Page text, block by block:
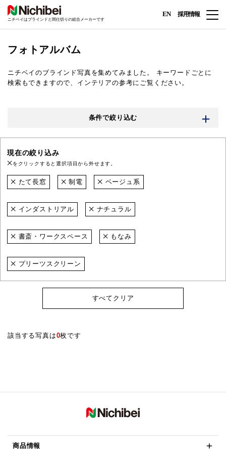
ニチベイはブラインドと間仕切りの総合メーカーです
EN 採用情報
フォトアルバム
ニチベイのブラインド写真を集めてみました。
キーワードごとに
検索もできますので、インテリアの参考にご覧ください。
条件で絞り込む
現在の絞り込み
をクリックすると選択項目から外せます。
たて長窓 制電 ベージュ系
インダストリアル ナチュラル
書斎・ワークスペース もなみ
プリーツスクリーン
すべてクリア
該当する写真は0枚です
商品情報